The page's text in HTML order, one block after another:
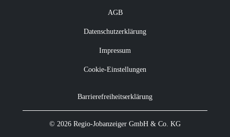
AGB
Datenschutzerklärung
Impressum
Cookie-Einstellungen
Barrierefreiheitserklärung
© 2026 Regio-Jobanzeiger GmbH & Co. KG